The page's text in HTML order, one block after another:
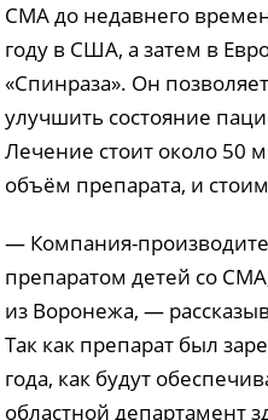
СМА до недавнего
году в США, а затем в
«Спинраза». Он
улучшить состояние
Лечение стоит около 50
объём препарата, и
— Компания-
препаратом детей со
из Воронежа, —
Так как препарат был
года, как будут
областной департамент